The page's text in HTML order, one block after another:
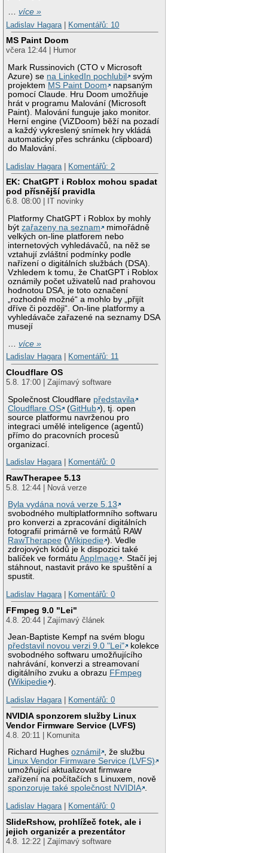
…více »
Ladislav Hagara
Komentářů: 10
MS Paint Doom
včera 12:44 | Humor
Mark Russinovich (CTO v Microsoft
Azure) se na LinkedIn pochlubil
svým
projektem MS Paint Doom
napsaným
pomocí Claude. Hru Doom umožňuje
hrát v programu Malování (Microsoft
Paint). Malování funguje jako monitor.
Herní engine (ViZDoom) běží na pozadí
a každý vykreslený snímek hry vkládá
automaticky přes schránku (clipboard)
do Malování.
Ladislav Hagara
Komentářů: 2
EK: ChatGPT i Roblox mohou spadat
pod přísnější pravidla
6.8. 08:00 | IT novinky
Platformy ChatGPT i Roblox by mohly
býtzařazeny na seznam
mimořádně
velkých on-line platforem nebo
internetových vyhledávačů, na něž se
vztahují zvláštní podmínky podle
nařízení o digitálních službách (DSA).
Vzhledem k tomu, že ChatGPT i Roblox
oznámily počet uživatelů nad prahovou
hodnotou DSA, je toto označení
„rozhodně možné“ a mohlo by „přijít
dříve či později“. On-line platformy a
vyhledávače zařazené na seznamy DSA
musejí
…více »
Ladislav Hagara| Komentářů: 11
Cloudflare OS
5.8. 17:00 | Zajímavý software
Společnost Cloudflare představila
Cloudflare OS
(GitHub ), tj. open
source platformu navrženou pro
integraci umělé inteligence (agentů)
přímo do pracovních procesů
organizací.
Ladislav Hagara| Komentářů: 0
RawTherapee 5.13
5.8. 12:44 | Nová verze
Byla vydána nová verze 5.13
svobodného multiplatformního softwaru
pro konverzi a zpracování digitálních
fotografií primárně ve formátů RAW
RawTherapee (Wikipedie ). Vedle
zdrojových kódů je k dispozici také
balíček ve formátuAppImage . Stačí jej
stáhnout, nastavit právo ke spuštění a
spustit.
Ladislav Hagara| Komentářů: 0
FFmpeg 9.0 "Lei"
4.8. 20:44 | Zajímavý článek
Jean-Baptiste Kempf na svém blogu
představil novou verzi 9.0 "Lei"
kolekce
svobodného softwaru umožňujícího
nahrávání, konverzi a streamovaní
digitálního zvuku a obrazu FFmpeg
(Wikipedie ).
Ladislav Hagara| Komentářů: 0
NVIDIA sponzorem služby Linux
Vendor Firmware Service (LVFS)
4.8. 20:11 | Komunita
Richard Hughesoznámil
, že službu
Linux Vendor Firmware Service (LVFS)
umožňující aktualizovat firmware
zařízení na počítačích s Linuxem, nově
sponzoruje také společnost NVIDIA .
Ladislav Hagara| Komentářů: 0
SlideRshow, prohlížeč fotek, ale i
jejich organizér a prezentátor
4.8. 12:22 | Zajímavý software